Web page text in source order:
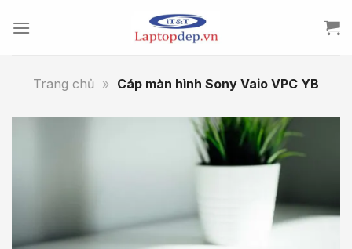
Trang chủ » Cáp màn hình Sony Vaio VPC YB